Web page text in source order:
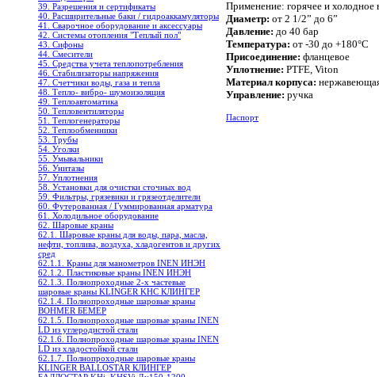
39. Разрешения и сертификаты
40. Расширительные баки / гидроаккамуляторы
41. Сварочное оборудование и аксессуары
42. Системы отопления "Теплый пол"
43. Сифоны
44. Смесители
45. Средства учета теплопотребления
46. Стабилизаторы напряжения
47. Счетчики воды, газа и тепла
48. Тепло- вибро- шумоизоляция
49. Теплоавтоматика
50. Тепловентиляторы
51. Теплогенераторы
52. Теплообменники
53. Трубы
54. Уголки
55. Умывальники
56. Унитазы
57. Уплотнения
58. Установки для очистки сточных вод
59. Фильтры, грязевики и грязеотделители
60. Футерованная / Гуммированная арматура
61. Холодильное oборудование
62. Шаровые краны
62.1. Шаровые краны для воды, пара, масла,
нефти, топлива, воздуха, хладогентов и других
сред
62.1.1. Краны для манометров INEN ИНЭН
62.1.2. Пластиковые краны INEN ИНЭН
62.1.3. Полнопроходные 2-х частевые
шаровые краны KLINGER KHC КЛИНГЕР
62.1.4. Полнопроходные шаровые краны
BOHMER БЕМЕР
62.1.5. Полнопроходные шаровые краны INEN
LD из углеродистой стали
62.1.6. Полнопроходные шаровые краны INEN
LD из хладостойкой стали
62.1.7. Полнопроходные шаровые краны
KLINGER BALLOSTAR КЛИНГЕР
Применение: горячее и
Диаметр: от 2 1/2” до 6”
Давление: до 40 бар
Температура: от -30 до +180°С
Присоединение: фланцевое
Уплотнение: PTFE, Viton
Материал корпуса:
Управление: ручка
Паспорт